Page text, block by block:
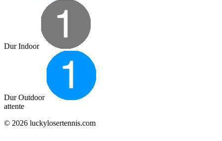
Dur Indoor
Dur Outdoor
attente
© 2026 luckylosertennis.com